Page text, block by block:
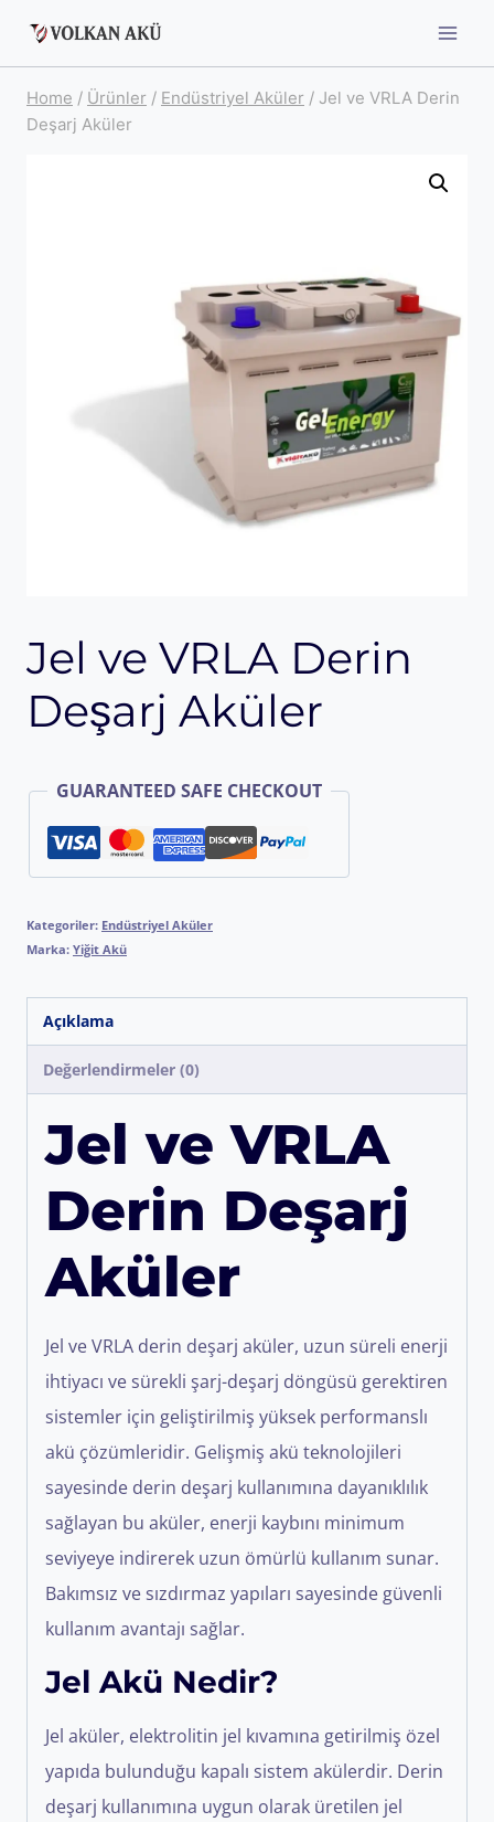
contentHome / Ürünler / Endüstriyel Aküler / Jel ve VRLA Derin
Deşarj Aküler
Jel ve VRLA Derin
Deşarj Aküler
GUARANTEED SAFE CHECKOUT
Kategoriler: Endüstriyel Aküler
Marka: Yiğit Akü
Açıklama
Değerlendirmeler (0)
Jel ve VRLA
Derin Deşarj
Aküler
Jel ve VRLA derin deşarj aküler, uzun süreli enerji
ihtiyacı ve sürekli şarj-deşarj döngüsü gerektiren
sistemler için geliştirilmiş yüksek performanslı
akü çözümleridir. Gelişmiş akü teknolojileri
sayesinde derin deşarj kullanımına dayanıklılık
sağlayan bu aküler, enerji kaybını minimum
seviyeye indirerek uzun ömürlü kullanım sunar.
Bakımsız ve sızdırmaz yapıları sayesinde güvenli
kullanım avantajı sağlar.
Jel Akü Nedir?
Jel aküler, elektrolitin jel kıvamına getirilmiş özel
yapıda bulunduğu kapalı sistem akülerdir. Derin
deşarj kullanımına uygun olarak üretilen jel